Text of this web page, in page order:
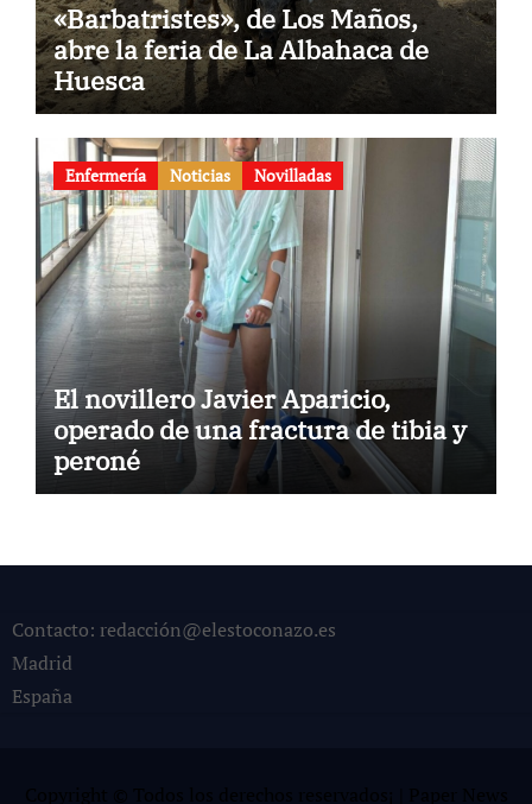
«Barbatristes», de Los Maños,
abre la feria de La Albahaca de
Huesca
Enfermería Noticias Novilladas
El novillero Javier Aparicio,
operado de una fractura de tibia y
peroné
Contacto: redacción@elestoconazo.es
Madrid
España